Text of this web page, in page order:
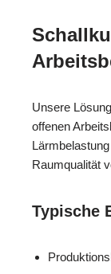
Unsere
offenen
Raumqualität
Typische